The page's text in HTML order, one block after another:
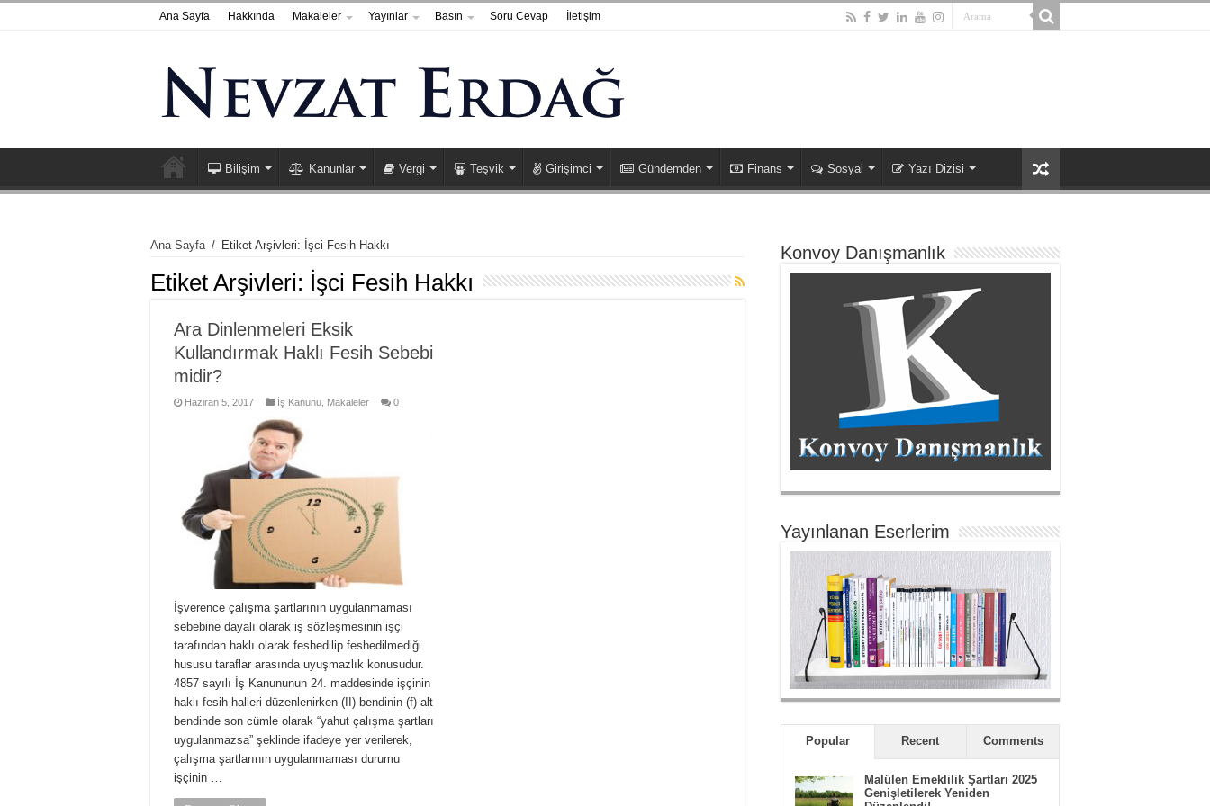
Ana Sayfa Hakkında Makaleler Yayınlar Basın Soru Cevap İletişim
Bilişim Kanunlar Vergi Teşvik Girişimci Gündemden Finans Sosyal Yazı Dizisi
Ana Sayfa / Etiket Arşivleri: İşci Fesih Hakkı
Etiket Arşivleri: İşci Fesih Hakkı
Ara Dinlenmeleri Eksik
Kullandırmak Haklı Fesih Sebebi
midir?
Haziran 5, 2017 İş Kanunu Makaleler 0
İşverence çalışma şartlarının uygulanmaması
sebebine dayalı olarak iş sözleşmesinin işçi
tarafından haklı olarak feshedilip feshedilmediği
hususu taraflar arasında uyuşmazlık konusudur.
4857 sayılı İş Kanununun 24. maddesinde işçinin
haklı fesih halleri düzenlenirken (II) bendinin (f) alt
bendinde son cümle olarak “yahut çalışma şartları
uygulanmazsa” şeklinde ifadeye yer verilerek,
çalışma şartlarının uygulanmaması durumu
işçinin …
Konvoy Danışmanlık
Yayınlanan Eserlerim
Popular Recent Comments
Malülen Emeklilik Şartları 2025
Genişletilerek Yeniden